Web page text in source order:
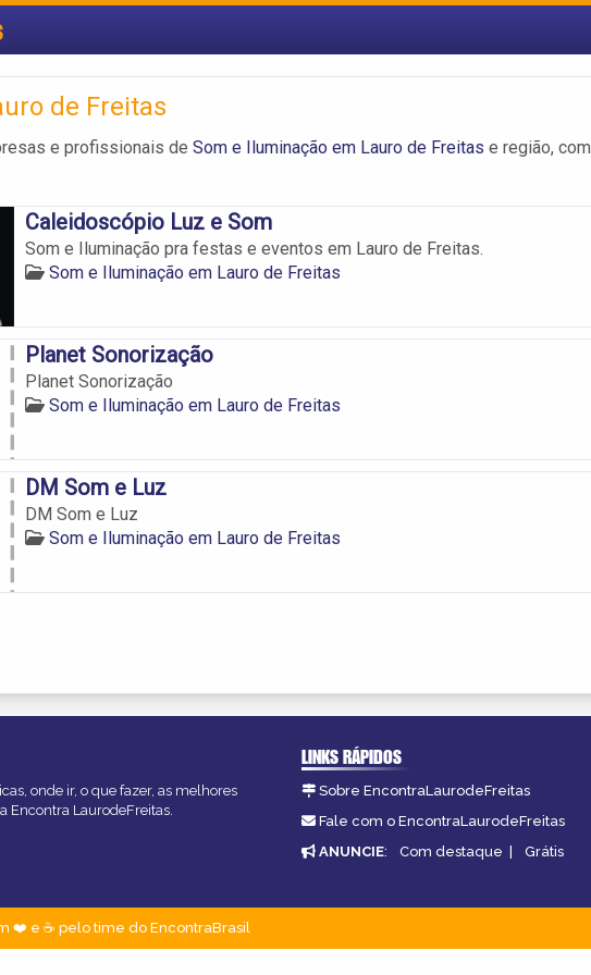
de Freitas
e profissionais de Som e Iluminação em Lauro de Freitas e região, com
Caleidoscópio Luz e Som
Som e Iluminação pra festas e eventos em Lauro de Freitas.
Som e Iluminação em Lauro de Freitas
Planet Sonorização
Planet Sonorização
Som e Iluminação em Lauro de Freitas
DM Som e Luz
DM Som e Luz
Som e Iluminação em Lauro de Freitas
onde ir, o que fazer, as melhores
Encontra LaurodeFreitas.
LINKS RÁPIDOS
Sobre EncontraLaurodeFreitas
Fale com o EncontraLaurodeFreitas
ANUNCIE: Com destaque | Grátis
❤️ e ☕ pelo time do EncontraBrasil